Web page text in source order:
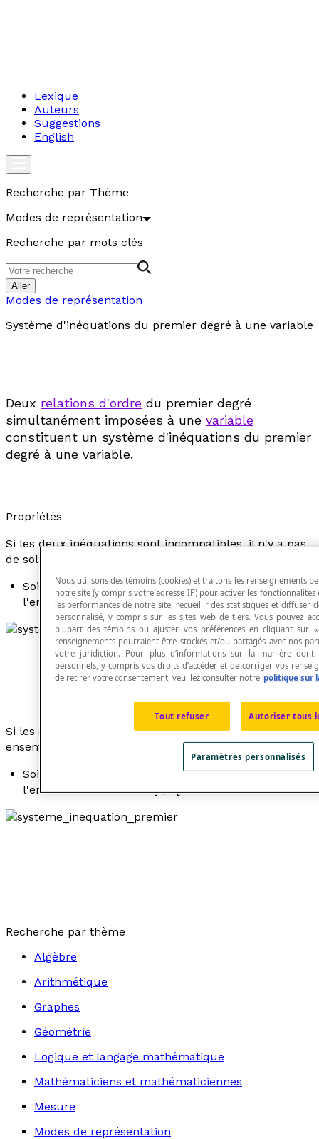
Lexique
Auteurs
Suggestions
English
Recherche par Thème
Modes de représentation
Recherche par mots clés
Aller
Modes de représentation
Système d'inéquations du premier degré à une variable
Deux relations d'ordre du premier degré
simultanément imposées à une variable
constituent un système d'inéquations du premier
degré à une variable.
Propriétés
Si les deux inéquations sont incompatibles, il n'y a pas
de solution.
Soit les inéquations suivantes :x > 1 etx < 1;
l'ensemble solution est ∅.
Si les deux inéquations sont compatibles, alors il y a un
ensemble solution.
Soit les inéquations suivantes :x> 1 etx< 3;
l'ensemble solution est ]1, 3[.
Recherche par thème
Algèbre
Arithmétique
Graphes
Géométrie
Logique et langage mathématique
Mathématiciens et mathématiciennes
Mesure
Modes de représentation
Nous utilisons des témoins (cookies) et traitons les renseignements
notre site (y compris votre adresse IP) pour activer les
les performances de notre site, recueillir des statistiques et diffuser
personnalisé, y compris sur les sites web de tiers. Vous pouvez
plupart des témoins ou ajuster vos préférences en cliquant sur
renseignements pourraient être stockés et/ou partagés avec nos
votre juridiction. Pour plus d’informations sur la manière dont
personnels, y compris vos droits d’accéder et de corriger vos
de retirer votre consentement, veuillez consulter notre politique sur
Tout refuser Autoriser tous
Paramètres personnalisés